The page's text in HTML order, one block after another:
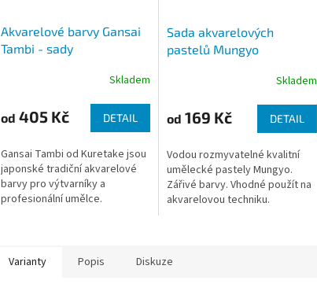
Akvarelové barvy Gansai
Tambi - sady
Skladem
od 405 Kč DETAIL
Gansai Tambi od Kuretake jsou
japonské tradiční akvarelové
barvy pro výtvarníky a
profesionální umělce.
Sada akvarelových
pastelů Mungyo
Skladem
od 169 Kč DETAIL
Vodou rozmyvatelné kvalitní
umělecké pastely Mungyo.
Zářivé barvy. Vhodné použít na
akvarelovou techniku.
Varianty Popis Diskuze